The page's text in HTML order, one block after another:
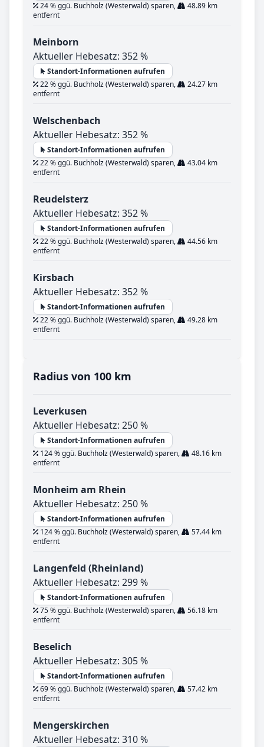
24 % ggü. Buchholz (Westerwald) sparen,
48.89 km
entfernt
Meinborn
Aktueller Hebesatz: 352 %
Standort-Informationen aufrufen
22 % ggü. Buchholz (Westerwald) sparen,
24.27 km
entfernt
Welschenbach
Aktueller Hebesatz: 352 %
Standort-Informationen aufrufen
22 % ggü. Buchholz (Westerwald) sparen,
43.04 km
entfernt
Reudelsterz
Aktueller Hebesatz: 352 %
Standort-Informationen aufrufen
22 % ggü. Buchholz (Westerwald) sparen,
44.56 km
entfernt
Kirsbach
Aktueller Hebesatz: 352 %
Standort-Informationen aufrufen
22 % ggü. Buchholz (Westerwald) sparen,
49.28 km
entfernt
Radius von 100 km
Leverkusen
Aktueller Hebesatz: 250 %
Standort-Informationen aufrufen
124 % ggü. Buchholz (Westerwald) sparen,
48.16 km
entfernt
Monheim am Rhein
Aktueller Hebesatz: 250 %
Standort-Informationen aufrufen
124 % ggü. Buchholz (Westerwald) sparen,
57.44 km
entfernt
Langenfeld (Rheinland)
Aktueller Hebesatz: 299 %
Standort-Informationen aufrufen
75 % ggü. Buchholz (Westerwald) sparen,
56.18 km
entfernt
Beselich
Aktueller Hebesatz: 305 %
Standort-Informationen aufrufen
69 % ggü. Buchholz (Westerwald) sparen,
57.42 km
entfernt
Mengerskirchen
Aktueller Hebesatz: 310 %